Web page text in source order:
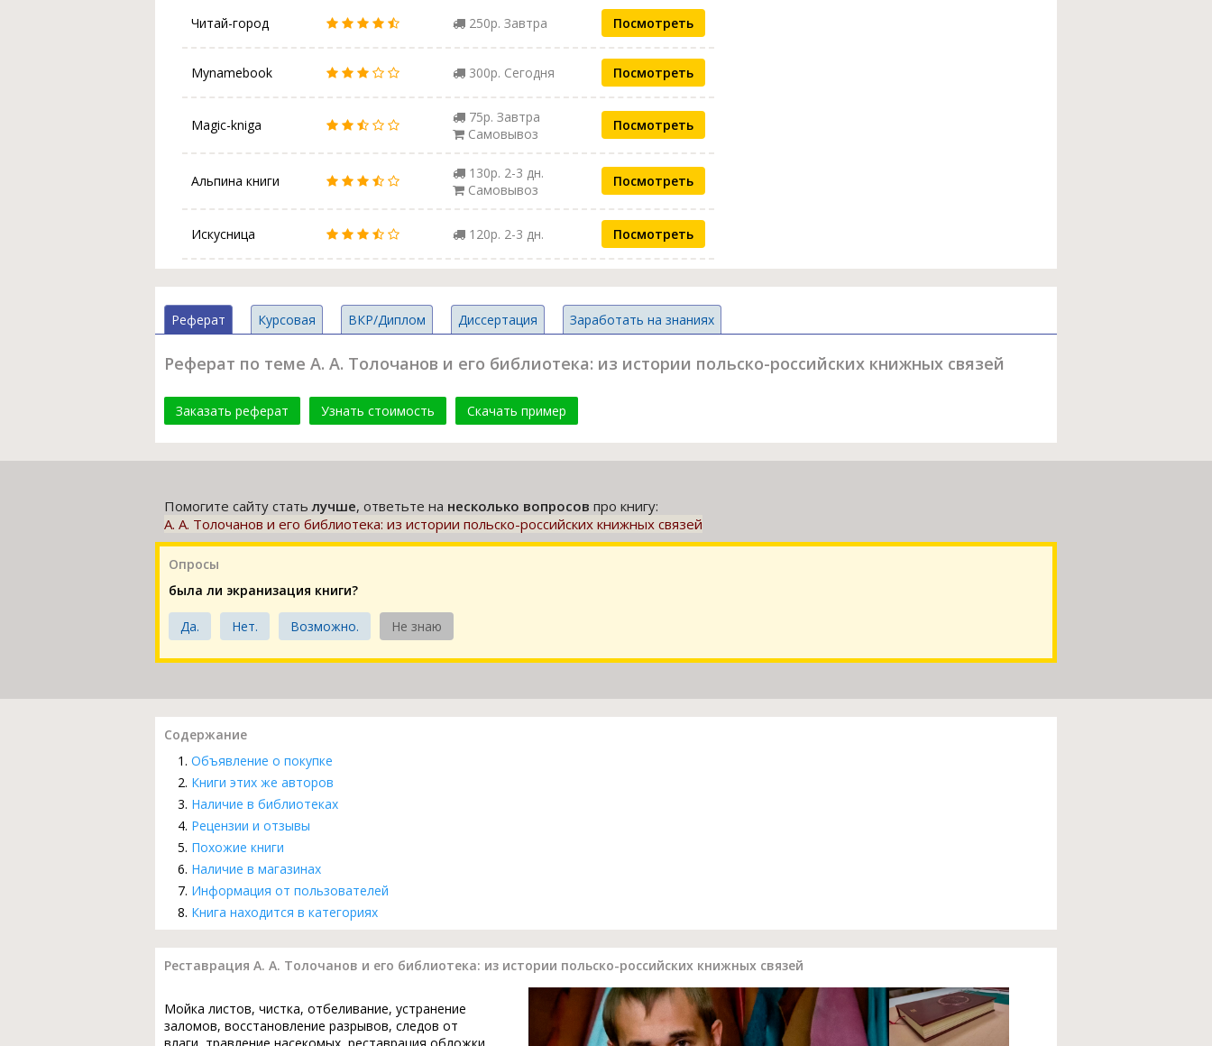
Читай-город 250р. Завтра Посмотреть
Mynamebook 300р. Сегодня Посмотреть
Magic-kniga
75р. Завтра
Самовывоз
Посмотреть
Альпина книги
130р. 2-3 дн.
Самовывоз
Посмотреть
Искусница 120р. 2-3 дн. Посмотреть
Реферат Курсовая ВКР/Диплом Диссертация Заработать на знаниях
Реферат по теме А. А. Толочанов и его библиотека: из истории польско-российских книжных связей
Заказать реферат Узнать стоимость Скачать пример
Помогите сайту статьлучше, ответьте на несколько вопросов про книгу:
А. А. Толочанов и его библиотека: из истории польско-российских книжных связей
Опросы
была ли экранизация книги?
Да. Нет. Возможно. Не знаю
Содержание
Объявление о покупке
Книги этих же авторов
Наличие в библиотеках
Рецензии и отзывы
Похожие книги
Наличие в магазинах
Информация от пользователей
Книга находится в категориях
Реставрация А. А. Толочанов и его библиотека: из истории польско-российских книжных связей
Мойка листов, чистка, отбеливание, устранение
заломов, восстановление разрывов, следов от